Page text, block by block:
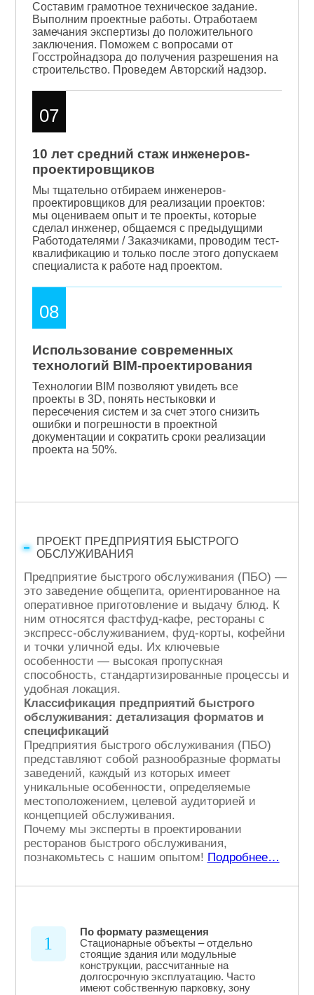
Составим грамотное техническое задание.
Выполним проектные работы. Отработаем
замечания экспертизы до положительного
заключения. Поможем с вопросами от
Госстройнадзора до получения разрешения на
строительство. Проведем Авторский надзор.
07
10 лет средний стаж инженеров-
проектировщиков
Мы тщательно отбираем инженеров-
проектировщиков для реализации проектов:
мы оцениваем опыт и те проекты, которые
сделал инженер, общаемся с предыдущими
Работодателями / Заказчиками, проводим тест-
квалификацию и только после этого допускаем
специалиста к работе над проектом.
08
Использование современных
технологий BIM-проектирования
Технологии BIM позволяют увидеть все
проекты в 3D, понять нестыковки и
пересечения систем и за счет этого снизить
ошибки и погрешности в проектной
документации и сократить сроки реализации
проекта на 50%.
ПРОЕКТ ПРЕДПРИЯТИЯ БЫСТРОГО
ОБСЛУЖИВАНИЯ
Предприятие быстрого обслуживания (ПБО) —
это заведение общепита, ориентированное на
оперативное приготовление и выдачу блюд. К
ним относятся фастфуд-кафе, рестораны с
экспресс-обслуживанием, фуд-корты, кофейни
и точки уличной еды. Их ключевые
особенности — высокая пропускная
способность, стандартизированные процессы и
удобная локация.
Классификация предприятий быстрого
обслуживания: детализация форматов и
спецификаций
Предприятия быстрого обслуживания (ПБО)
представляют собой разнообразные форматы
заведений, каждый из которых имеет
уникальные особенности, определяемые
местоположением, целевой аудиторией и
концепцией обслуживания.
Почему мы эксперты в проектировании
ресторанов быстрого обслуживания,
познакомьтесь с нашим опытом! Подробнее…
1
По формату размещения
Стационарные объекты – отдельно
стоящие здания или модульные
конструкции, рассчитанные на
долгосрочную эксплуатацию. Часто
имеют собственную парковку, зону